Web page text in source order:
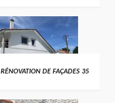
RÉNOVATION DE FAÇADES 35